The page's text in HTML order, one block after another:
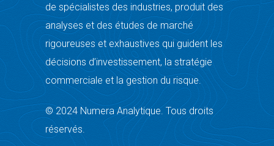
de spécialistes des industries, produit des
analyses et des études de marché
rigoureuses et exhaustives qui guident les
décisions d’investissement, la stratégie
commerciale et la gestion du risque.
© 2024 Numera Analytique. Tous droits
réservés.